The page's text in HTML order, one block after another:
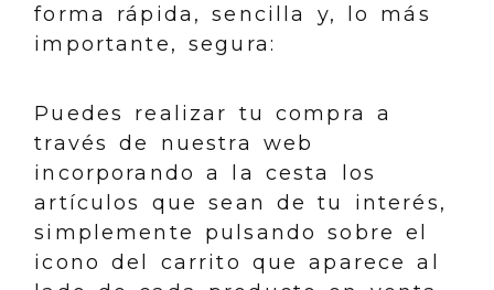
forma rápida, sencilla y, lo más
importante, segura:
Puedes realizar tu compra a
través de nuestra web
incorporando a la cesta los
artículos que sean de tu interés,
simplemente pulsando sobre el
icono del carrito que aparece al